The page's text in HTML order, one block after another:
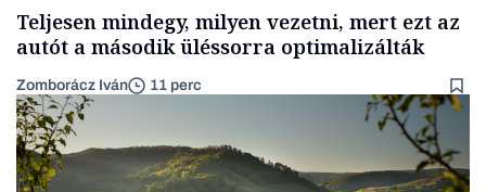
Teljesen mindegy, milyen vezetni, mert ezt az
autót a második üléssorra optimalizálták
Zomborácz Iván 11 perc